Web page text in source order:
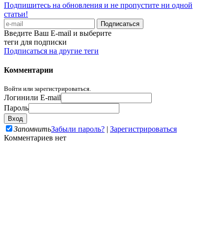
Подпишитесь на обновления и не пропустите ни одной
статьи!
Введите Ваш E-mail и выберите
теги для подписки
Подписаться на другие теги
Комментарии
Войти или зарегистрироваться.
Логинили E-mail
Пароль
ЗапомнитьЗабыли пароль? | Зарегистрироваться
Комментариев нет